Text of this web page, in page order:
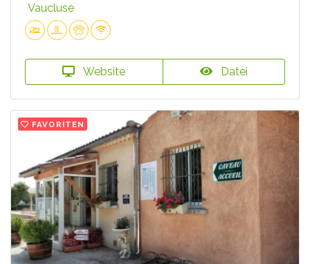
Vaucluse
Website Datei
FAVORITEN